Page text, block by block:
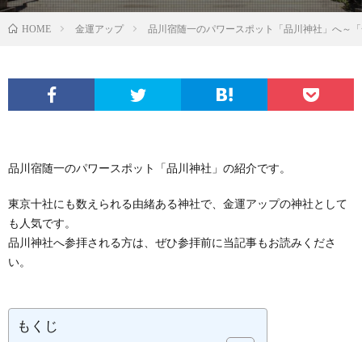
HOME 金運アップ 品川宿随一のパワースポット「品川神社」へ～
品川宿随一のパワースポット「品川神社」の紹介です。
東京十社にも数えられる由緒ある神社で、金運アップの神社として
も人気です。
品川神社へ参拝される方は、ぜひ参拝前に当記事もお読みくださ
い。
もくじ